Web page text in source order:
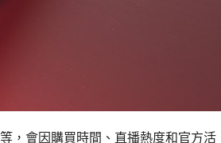
，會因購買時間、直播熱度和官方活